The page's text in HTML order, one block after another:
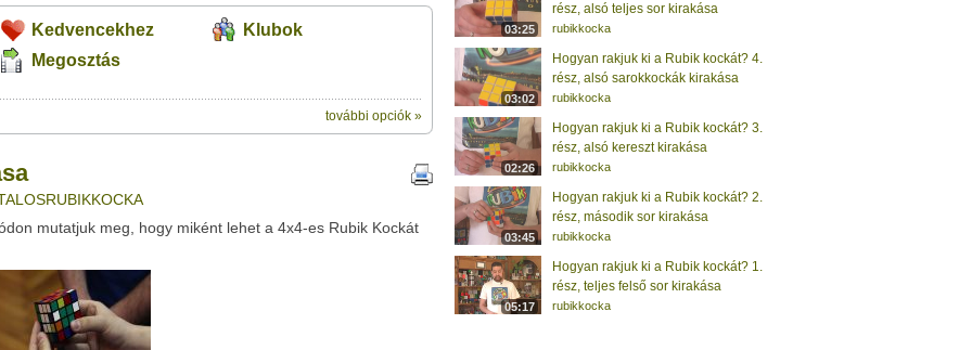
Kedvencekhez
Klubok
Megosztás
további opciók »
Üzenet (opcionális):
sem.
között!
mutatjuk meg, hogy miként lehet a 4x4-es Rubik Kockát
03:25
rész, alsó teljes sor kirakása
rubikkocka
03:02
Hogyan rakjuk ki a Rubik kockát? 4.
rész, alsó sarokkockák kirakása
rubikkocka
02:26
Hogyan rakjuk ki a Rubik kockát? 3.
rész, alsó kereszt kirakása
rubikkocka
03:45
Hogyan rakjuk ki a Rubik kockát? 2.
rész, második sor kirakása
rubikkocka
05:17
Hogyan rakjuk ki a Rubik kockát? 1.
rész, teljes felső sor kirakása
rubikkocka